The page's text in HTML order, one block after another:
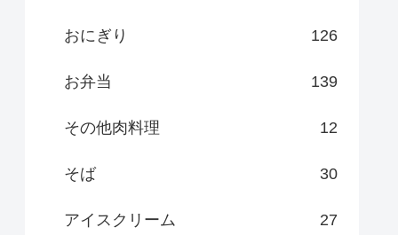
おにぎり 126
お弁当 139
その他肉料理 12
そば 30
アイスクリーム 27